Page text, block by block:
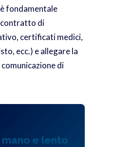
fondamentale
di
certificati medici,
ecc.) e allegare la
di
e lento